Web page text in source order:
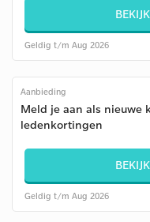
Geldig t/m Aug 2026
Aanbieding
Meld je aan als nieuwe
ledenkortingen
Geldig t/m Aug 2026